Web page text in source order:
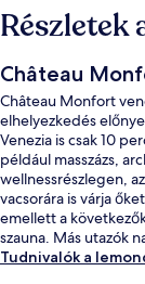
Részletek
Château
Château Monfort
elhelyezkedés
Venezia is csak 10
például masszázs,
wellnessrészlegen,
vacsorára is várja
emellett a
szauna. Más utazók
következő
Tudnivalók a